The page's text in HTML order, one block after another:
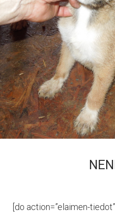
[do action=”elaimen-